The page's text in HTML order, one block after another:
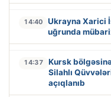
14:40
Ukrayna Xarici
uğrunda
14:37
Kursk
Silahlı
açıqlanıb